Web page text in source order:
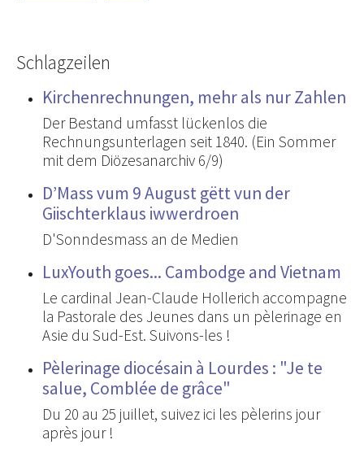
Schlagzeilen
Kirchenrechnungen, mehr als nur Zahlen
Der Bestand umfasst lückenlos die
Rechnungsunterlagen seit 1840. (Ein Sommer
mit dem Diözesanarchiv 6/9)
D’Mass vum 9 August gëtt vun der
Giischterklaus iwwerdroen
D'Sonndesmass an de Medien
LuxYouth goes... Cambodge and Vietnam
Le cardinal Jean-Claude Hollerich accompagne
la Pastorale des Jeunes dans un pèlerinage en
Asie du Sud-Est. Suivons-les !
Pèlerinage diocésain à Lourdes : "Je te
salue, Comblée de grâce"
Du 20 au 25 juillet, suivez ici les pèlerins jour
après jour !